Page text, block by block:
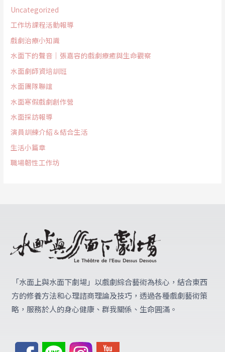
Uncategorized
工作坊課程活動報導
戲劇治療小知識
水面下的聲音｜張嘉容的戲劇療癒與生命觀察
水面劇師資培訓班
水面團隊聯誼
水面寒假戲劇創作營
水面採訪報導
演員訓練介紹＆結合生活
生活小篇章
職場韌性工作坊
「水面上與水面下劇場」 以戲劇綜合藝術為核心，結合東西
方的修養方法和心理諮商理論及技巧，透過各種戲劇藝術策
略，服務於人的身心健康、群我關係、生命圓滿。